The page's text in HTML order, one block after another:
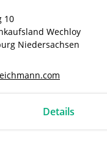
10
Wechloy
Niedersachsen
Details